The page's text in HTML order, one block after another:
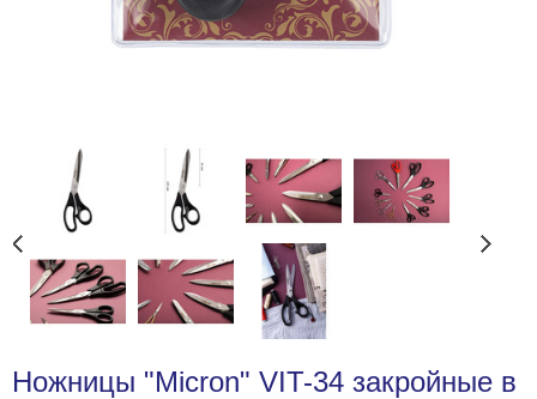
Ножницы "Micron" VIT-34 закройные в